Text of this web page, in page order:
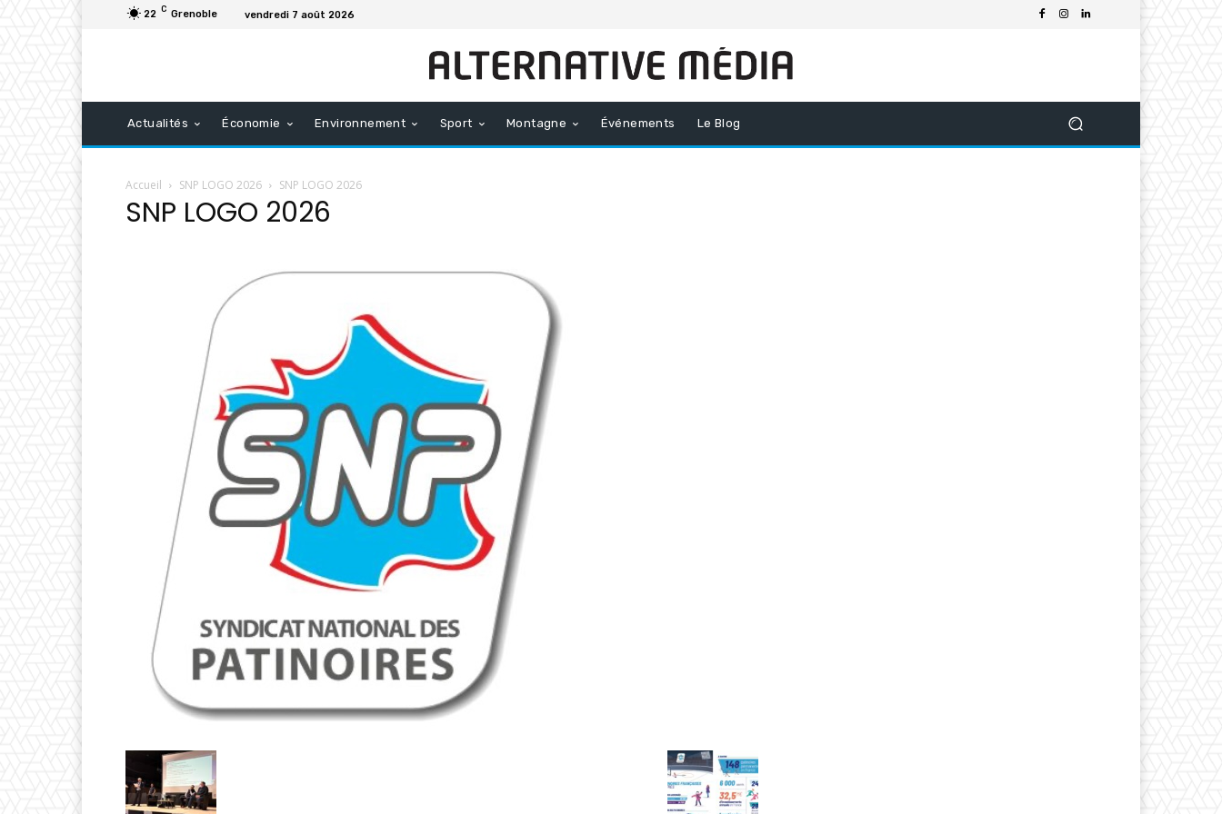
22 C Grenoble vendredi 7 août 2026
Actualités Économie Environnement Sport Montagne Événements Le Blog
Accueil SNP LOGO 2026 SNP LOGO 2026
SNP LOGO 2026